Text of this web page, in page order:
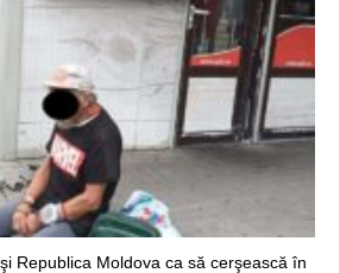
Republica Moldova ca să cerşească în